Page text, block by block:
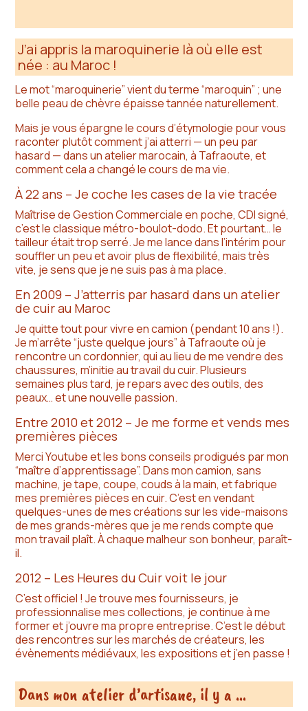
J’ai appris la maroquinerie là où elle est
née : au Maroc !
Le mot “maroquinerie” vient du terme “maroquin” ; une
belle peau de chèvre épaisse tannée naturellement.
Mais je vous épargne le cours d’étymologie pour vous
raconter plutôt comment j’ai atterri — un peu par
hasard — dans un atelier marocain, à Tafraoute, et
comment cela a changé le cours de ma vie.
À 22 ans – Je coche les cases de la vie tracée
Maîtrise de Gestion Commerciale en poche, CDI signé,
c’est le classique métro-boulot-dodo. Et pourtant… le
tailleur était trop serré. Je me lance dans l’intérim pour
souffler un peu et avoir plus de flexibilité, mais très
vite, je sens que je ne suis pas à ma place.
En 2009 – J’atterris par hasard dans un atelier
de cuir au Maroc
Je quitte tout pour vivre en camion (pendant 10 ans !).
Je m’arrête “juste quelque jours” à Tafraoute où je
rencontre un cordonnier, qui au lieu de me vendre des
chaussures, m’initie au travail du cuir. Plusieurs
semaines plus tard, je repars avec des outils, des
peaux… et une nouvelle passion.
Entre 2010 et 2012 – Je me forme et vends mes
premières pièces
Merci Youtube et les bons conseils prodigués par mon
“maître d’apprentissage”. Dans mon camion, sans
machine, je tape, coupe, couds à la main, et fabrique
mes premières pièces en cuir. C’est en vendant
quelques-unes de mes créations sur les vide-maisons
de mes grands-mères que je me rends compte que
mon travail plaît. À chaque malheur son bonheur, paraît-
il.
2012 – Les Heures du Cuir voit le jour
C’est officiel ! Je trouve mes fournisseurs, je
professionnalise mes collections, je continue à me
former et j’ouvre ma propre entreprise. C’est le début
des rencontres sur les marchés de créateurs, les
évènements médiévaux, les expositions et j’en passe !
Dans mon atelier d’artisane, il y a …